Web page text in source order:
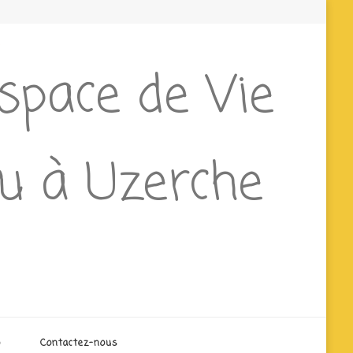
de Vie
à Uzerche
Contactez-nous